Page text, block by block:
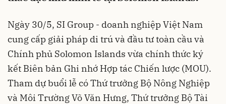
Ngày 30/5, SI Group - doanh nghiệp Việt Nam
cung cấp giải pháp di trú và đầu tư toàn cầu và
Chính phủ Solomon Islands vừa chính thức ký
kết Biên bản Ghi nhớ Hợp tác Chiến lược (MOU).
Tham dự buổi lễ có Thứ trưởng Bộ Nông Nghiệp
và Môi Trường Võ Văn Hưng, Thứ trưởng Bộ Tài